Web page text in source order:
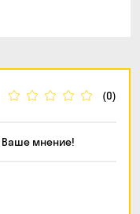
(0)
Ваше мнение!